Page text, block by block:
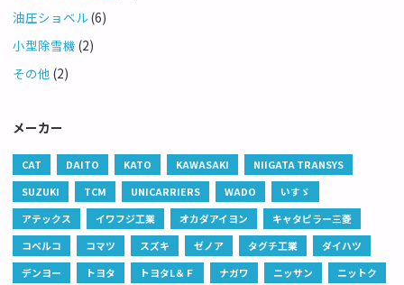
油圧ショベル(6)
小型除雪機 (2)
その他 (2)
メーカー
CAT DAITO KATO KAWASAKI
NIIGATA TRANSYS
SUZUKI
TCM UNICARRIERS WADO
いすゞ
アテックス
イワフジ工業 オカダアイヨン
キャタピラー三菱
コベルコ
コマツ スズキ ゼノア タグチ工業
ダイハツ
デンヨー
トヨタ トヨタL＆Ｆ ナガワ ニッサン
ニットク